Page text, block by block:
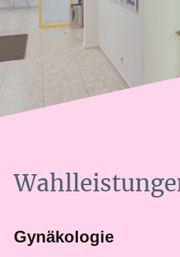
Gynäkologie